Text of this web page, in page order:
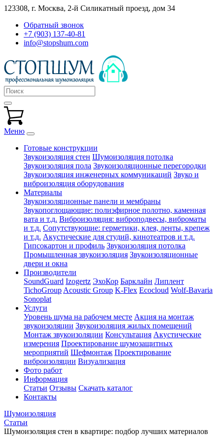
123308, г. Москва, 2-й Силикатный проезд, дом 34
Обратный звонок
+7 (903) 137-40-81
info@stopshum.com
Меню
Готовые конструкции
Звукоизоляция стен Шумоизоляция потолка
Звукоизоляция пола Звукоизоляционные перегородки
Звукоизоляция инженерных коммуникаций Звуко и
виброизоляция оборудования
Материалы
Звукоизоляционные панели и мембраны
Звукопоглощающие: полиэфирное полотно, каменная
вата и т.д. Виброизоляция: виброподвесы, виброматы
и т.д. Сопутствующие: герметики, клея, ленты, крепеж
и т.д. Акустические для студий, кинотеатров и т.д.
Гипсокартон и профиль Звукоизоляция потолка
Промышленная звукоизоляция Звукоизоляционные
двери и окна
Производители
SoundGuard Izogertz ЭхоКор Барклайн Липлент
TichoGroup Acoustic Group K-Flex Ecocloud Wolf-Bavaria
Sonoplat
Услуги
Уровень шума на рабочем месте Акция на монтаж
звукоизоляции Звукоизоляция жилых помещений
Монтаж звукоизоляции Консультация Акустические
измерения Проектирование шумозащитных
мероприятий Шефмонтаж Проектирование
виброизоляции Визуализация
Фото работ
Информация
Статьи Отзывы Скачать каталог
Контакты
Шумоизоляция
Статьи
Шумоизоляция стен в квартире: подбор лучших материалов